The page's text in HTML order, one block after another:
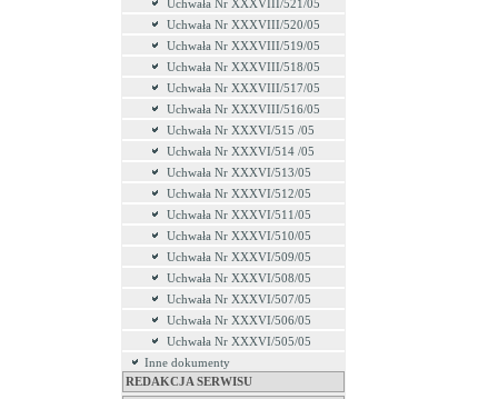
Uchwała Nr XXXVIII/521/05
Uchwała Nr XXXVIII/520/05
Uchwała Nr XXXVIII/519/05
Uchwała Nr XXXVIII/518/05
Uchwała Nr XXXVIII/517/05
Uchwała Nr XXXVIII/516/05
Uchwała Nr XXXVI/515 /05
Uchwała Nr XXXVI/514 /05
Uchwała Nr XXXVI/513/05
Uchwała Nr XXXVI/512/05
Uchwała Nr XXXVI/511/05
Uchwała Nr XXXVI/510/05
Uchwała Nr XXXVI/509/05
Uchwała Nr XXXVI/508/05
Uchwała Nr XXXVI/507/05
Uchwała Nr XXXVI/506/05
Uchwała Nr XXXVI/505/05
Inne dokumenty
REDAKCJA SERWISU